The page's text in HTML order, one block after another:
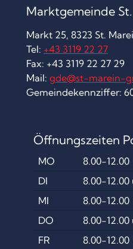
Marktgemeinde
Markt 25, 8323 St.
Tel: +43 3119 22 27
Fax: +43 3119 22 27 29
Mail: gde@st-marein-
Gemeindekennziffer:
Öffnungszeiten
MO
8.00-12.00
DI
8.00-12.00
MI
8.00-12.00
DO
8.00-12.00
FR
8.00-12.00